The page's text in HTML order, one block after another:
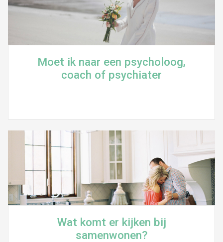
Moet ik naar een psycholoog,
coach of psychiater
Wat komt er kijken bij
samenwonen?